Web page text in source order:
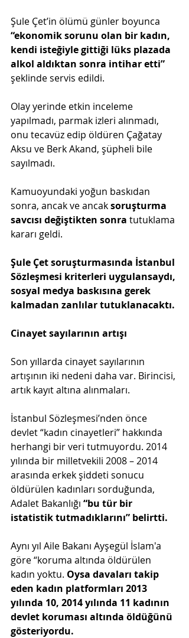
Şule Çet’in ölümü günler boyunca
“ekonomik sorunu olan bir kadın,
kendi isteğiyle gittiği lüks plazada
alkol aldıktan sonra intihar etti”
şeklinde servis edildi.
Olay yerinde etkin inceleme
yapılmadı, parmak izleri alınmadı,
onu tecavüz edip öldüren Çağatay
Aksu ve Berk Akand, şüpheli bile
sayılmadı.
Kamuoyundaki yoğun baskıdan
sonra, ancak ve ancak soruşturma
savcısı değiştikten sonra tutuklama
kararı geldi.
Şule Çet soruşturmasında İstanbul
Sözleşmesi kriterleri uygulansaydı,
sosyal medya baskısına gerek
kalmadan zanlılar tutuklanacaktı.
Cinayet sayılarının artışı
Son yıllarda cinayet sayılarının
artışının iki nedeni daha var. Birincisi,
artık kayıt altına alınmaları.
İstanbul Sözleşmesi’nden önce
devlet “kadın cinayetleri” hakkında
herhangi bir veri tutmuyordu. 2014
yılında bir milletvekili 2008 – 2014
arasında erkek şiddeti sonucu
öldürülen kadınları sorduğunda,
Adalet Bakanlığı “bu tür bir
istatistik tutmadıklarını” belirtti.
Aynı yıl Aile Bakanı Ayşegül İslam'a
göre “koruma altında öldürülen
kadın yoktu. Oysa davaları takip
eden kadın platformları 2013
yılında 10, 2014 yılında 11 kadının
devlet koruması altında öldüğünü
gösteriyordu.